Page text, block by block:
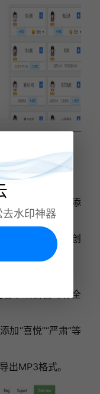
能手
音色，可精准添
化自然度。
言自媒体内容创
系统会自动补全
“喜悦”“严肃”等
MP3格式。
水印神器